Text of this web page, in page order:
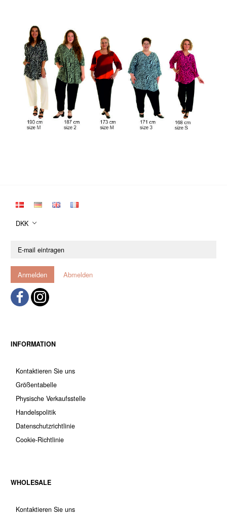
DKK
mail
Anmelden Abmelden
INFORMATION
Kontaktieren Sie uns
Größentabelle
Physische Verkaufsstelle
Handelspolitik
Datenschutzrichtlinie
Cookie-Richtlinie
WHOLESALE
Kontaktieren Sie uns